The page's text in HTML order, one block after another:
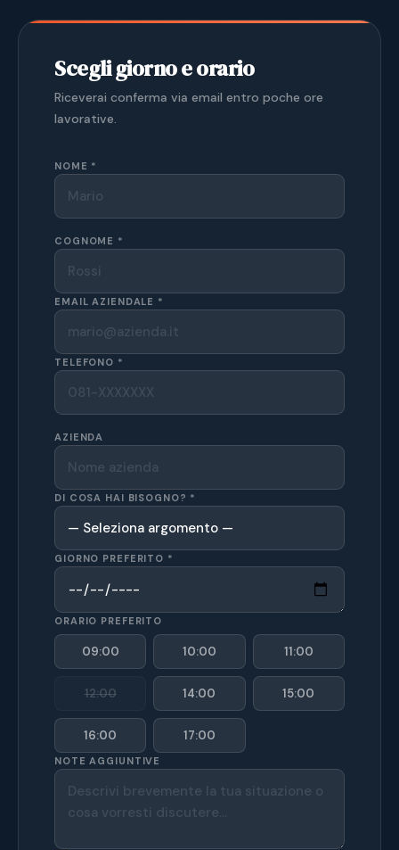
Scegli giorno e orario
Riceverai conferma via email entro poche ore
lavorative.
NOME *
COGNOME *
EMAIL AZIENDALE *
TELEFONO *
AZIENDA
DI COSA HAI BISOGNO? *
GIORNO PREFERITO *
ORARIO PREFERITO
09:00 10:00 11:00
12:00 14:00 15:00
16:00 17:00
NOTE AGGIUNTIVE